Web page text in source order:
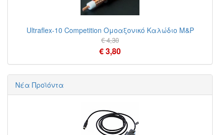
Ultraflex-10 Competition Ομοαξονικό Καλώδιο M&P
€ 4,30
€ 3,80
Νέα Προϊόντα